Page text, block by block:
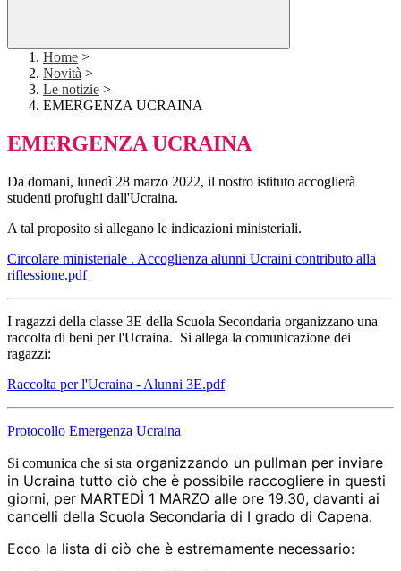
Home >
Novità >
Le notizie >
EMERGENZA UCRAINA
EMERGENZA UCRAINA
Da domani, lunedì 28 marzo 2022, il nostro istituto accoglierà
studenti profughi dall'Ucraina.
A tal proposito si allegano le indicazioni ministeriali.
Circolare ministeriale . Accoglienza alunni Ucraini contributo alla
riflessione.pdf
I ragazzi della classe 3E della Scuola Secondaria organizzano una
raccolta di beni per l'Ucraina. Si allega la comunicazione dei
ragazzi:
Raccolta per l'Ucraina - Alunni 3E.pdf
Protocollo Emergenza Ucraina
Si comunica che si sta organizzando un pullman per inviare
in Ucraina tutto ciò che è possibile raccogliere in questi
giorni, per MARTEDÌ 1 MARZO alle ore 19.30, davanti ai
cancelli della Scuola Secondaria di I grado di Capena.
Ecco la lista di ciò che è estremamente necessario: